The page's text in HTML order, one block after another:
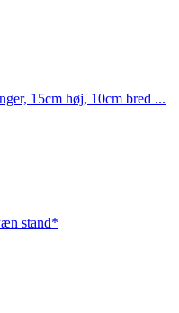
15cm høj, 10cm bred ...
stand*